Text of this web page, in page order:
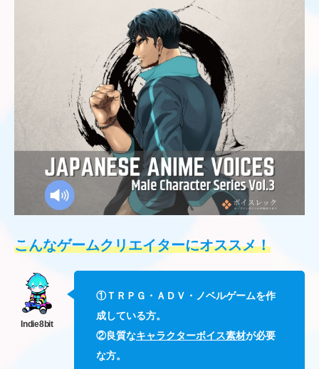
こんなゲームクリエイターにオススメ！
①ＴＲＰＧ・ＡＤＶ・ノベルゲームを作
成している方。
②良質なキャラクターボイス素材が必要
な方。